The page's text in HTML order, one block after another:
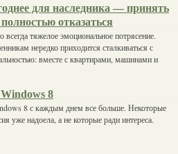
для наследника — принять
отказаться
тяжелое эмоциональное потрясение.
нередко приходится сталкиваться с
вместе с квартирами, машинами и
8
8 с каждым днем все больше. Некоторые
уже надоела, а не которые ради интереса.